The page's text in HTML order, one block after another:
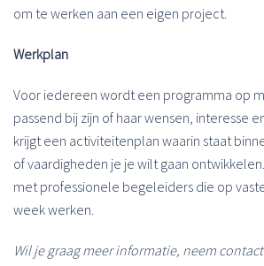
om te werken aan een eigen project.
Werkplan
Voor iedereen wordt een programma op
passend bij zijn of haar wensen, interesse
krijgt een activiteitenplan waarin staat
of vaardigheden je je wilt gaan
met professionele begeleiders die op
week werken.
Wil je graag meer informatie, neem